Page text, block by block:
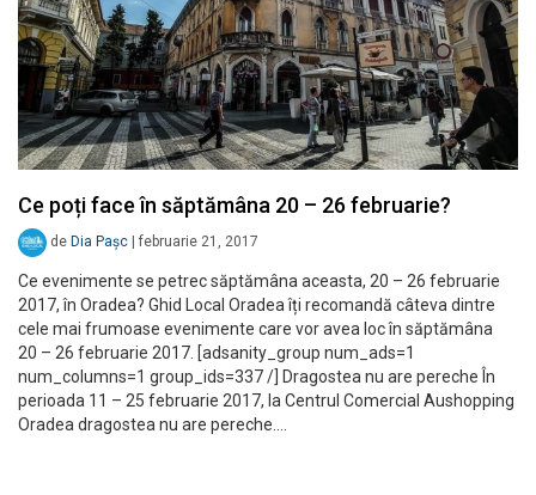
Ce poți face în săptămâna 20 – 26 februarie?
de Dia Pașc februarie 21, 2017
Ce evenimente se petrec săptămâna aceasta, 20 – 26 februarie
2017, în Oradea? Ghid Local Oradea îți recomandă câteva dintre
cele mai frumoase evenimente care vor avea loc în săptămâna
20 – 26 februarie 2017. [adsanity_group num_ads=1
num_columns=1 group_ids=337 /] Dragostea nu are pereche În
perioada 11 – 25 februarie 2017, la Centrul Comercial Aushopping
Oradea dragostea nu are pereche.…